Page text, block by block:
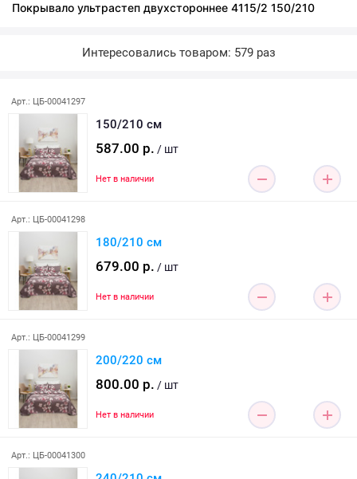
Покрывало ультрастеп двухстороннее 4115/2 150/210
Интересовались товаром: 579 раз
Арт.: ЦБ-00041297
150/210 см
587.00 р. / шт
Нет в наличии
Арт.: ЦБ-00041298
180/210 см
679.00 р. / шт
Нет в наличии
Арт.: ЦБ-00041299
200/220 см
800.00 р. / шт
Нет в наличии
Арт.: ЦБ-00041300